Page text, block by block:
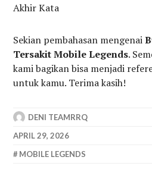
Akhir Kata
Sekian pembahasan mengenai
Tersakit Mobile Legends.
kami bagikan bisa menjadi
untuk kamu. Terima kasih!
DENI TEAMRRQ
APRIL 29, 2026
MOBILE LEGENDS